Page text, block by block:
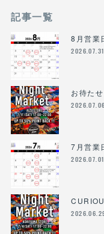
記事一覧
8月営業
お待た
7月営業